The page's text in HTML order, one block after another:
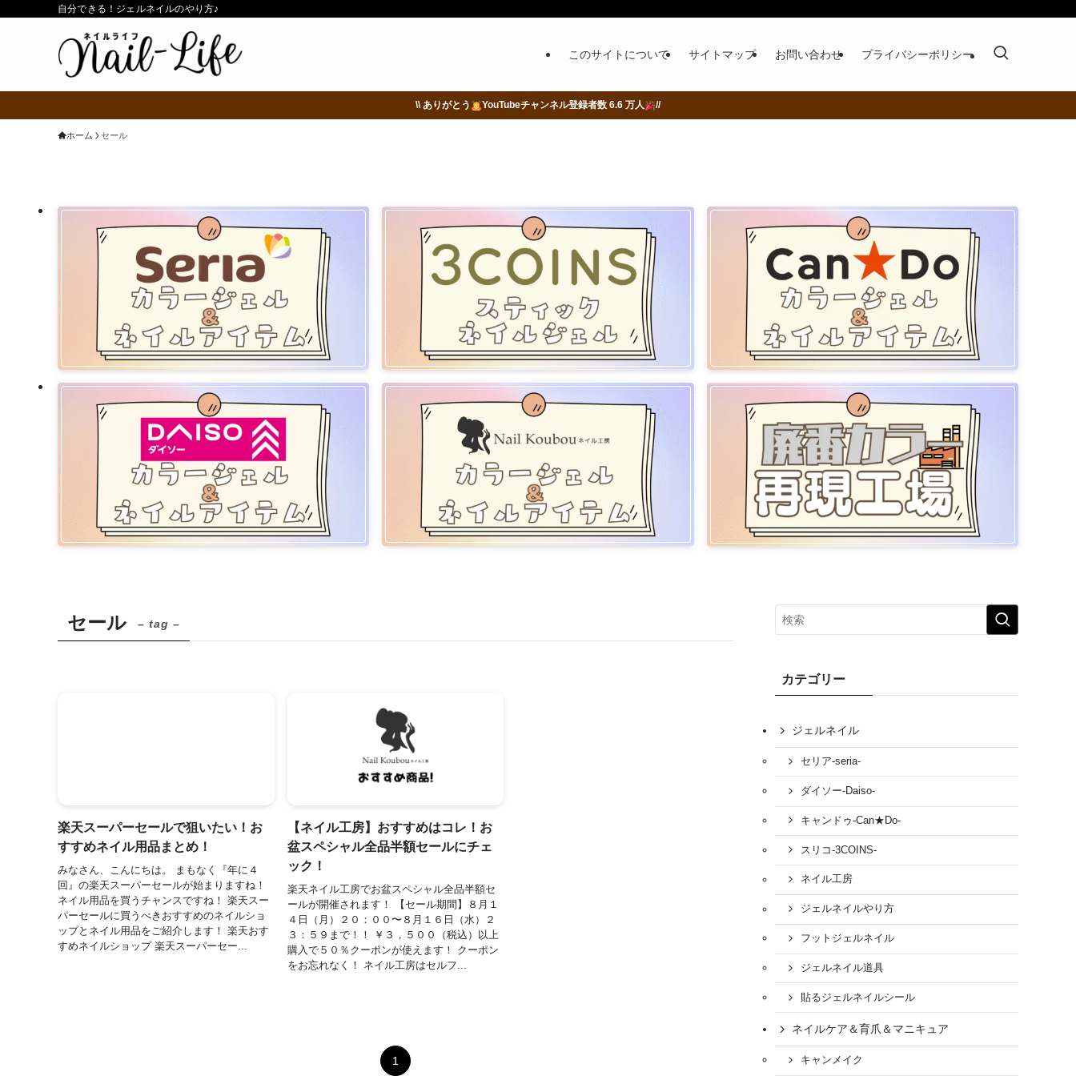
自分できる！ジェルネイルのやり方♪
このサイトについて サイトマップ お問い合わせ プライバシーポリシー
\\ ありがとう YouTubeチャンネル登録者数 6.6 万人 //
ホーム セール
セール – tag –
楽天スーパーセールで狙いたい！お
すすめネイル用品まとめ！
みなさん、こんにちは。 まもなく『年に４
回』の楽天スーパーセールが始まりますね！
ネイル用品を買うチャンスですね！ 楽天スー
パーセールに買うべきおすすめのネイルショ
ップとネイル用品をご紹介します！ 楽天おす
すめネイルショップ 楽天スーパーセー...
【ネイル工房】おすすめはコレ！お
盆スペシャル全品半額セールにチェ
ック！
楽天ネイル工房でお盆スペシャル全品半額セ
ールが開催されます！ 【セール期間】８月１
４日（月）２０：００〜８月１６日（水）２
３：５９まで！！ ￥３，５００（税込）以上
購入で５０％クーポンが使えます！ クーポン
をお忘れなく！ ネイル工房はセルフ...
1
カテゴリー
ジェルネイル
セリア-seria-
ダイソー-Daiso-
キャンドゥ-Can★Do-
スリコ-3COINS-
ネイル工房
ジェルネイルやり方
フットジェルネイル
ジェルネイル道具
貼るジェルネイルシール
ネイルケア＆育爪＆マニキュア
キャンメイク